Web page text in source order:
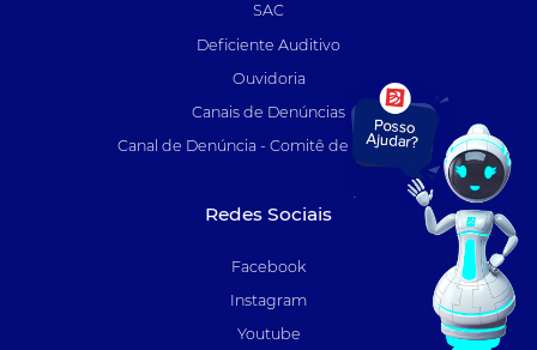
SAC
Deficiente Auditivo
Ouvidoria
Canais de Denúncias
Canal de Denúncia - Comitê de Auditoria
Redes Sociais
Facebook
Instagram
Youtube